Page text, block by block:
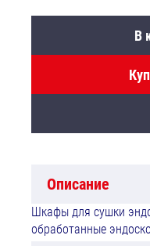
В
Описание
Шкафы для сушки
обработанные